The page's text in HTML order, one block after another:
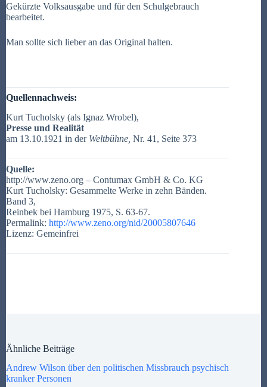
Gekürzte Volksausgabe und für den Schulgebrauch
bearbeitet.
Man sollte sich lieber an das Original halten.
Quellennachweis:
Kurt Tucholsky (als Ignaz Wrobel),
Presse und Realität
am 13.10.1921 in der Weltbühne, Nr. 41, Seite 373
Quelle:
http://www.zeno.org – Contumax GmbH & Co. KG
Kurt Tucholsky: Gesammelte Werke in zehn Bänden.
Band 3,
Reinbek bei Hamburg 1975, S. 63-67.
Permalink: http://www.zeno.org/nid/20005807646
Lizenz: Gemeinfrei
Ähnliche Beiträge
Andrew Wilson über den politischen Missbrauch psychisch
kranker Personen